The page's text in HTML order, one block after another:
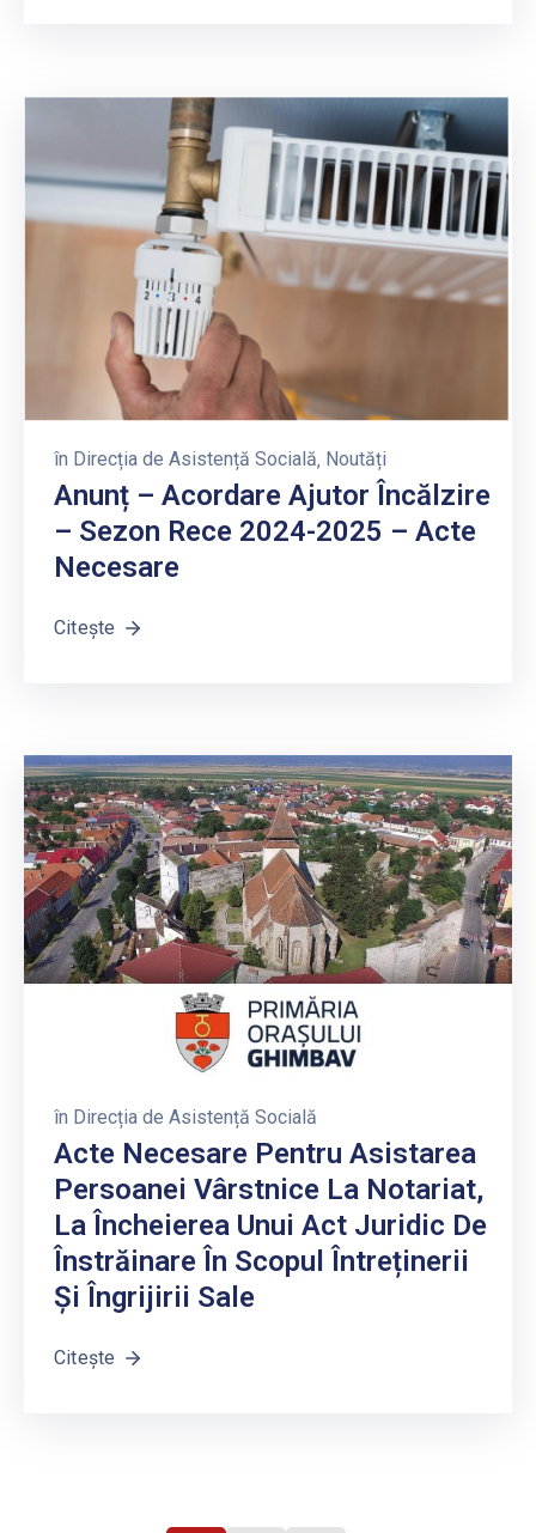
în Direcția de Asistență Socială‚ Noutăți
Anunț – Acordare Ajutor Încălzire
– Sezon Rece 2024-2025 – Acte
Necesare
Citește
în Direcția de Asistență Socială
Acte Necesare Pentru Asistarea
Persoanei Vârstnice La Notariat,
La Încheierea Unui Act Juridic De
Înstrăinare În Scopul Întreținerii
Și Îngrijirii Sale
Citește